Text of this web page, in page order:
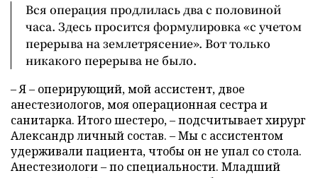
Вся операция продлилась два с половиной
часа. Здесь просится формулировка «с учетом
перерыва на землетрясение». Вот только
никакого перерыва не было.
– Я – оперирующий, мой ассистент, двое
анестезиологов, моя операционная сестра и
санитарка. Итого шестеро, – подсчитывает хирург
Александр личный состав. – Мы с ассистентом
удерживали пациента, чтобы он не упал со стола.
Анестезиологи – по специальности. Младший